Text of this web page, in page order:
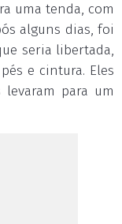
uma tenda, com
alguns dias, foi
seria libertada,
e cintura. Eles
para um